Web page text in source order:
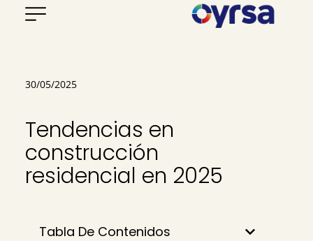
30/05/2025
Tendencias en
construcción
residencial en 2025
Tabla De Contenidos